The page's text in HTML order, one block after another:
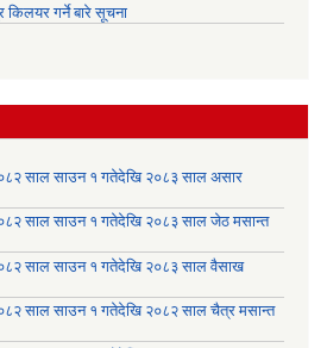
किलयर गर्ने बारे सूचना
साल साउन १ गतेदेखि २०८३ साल असार
साल साउन १ गतेदेखि २०८३ साल जेठ मसान्त
साल साउन १ गतेदेखि २०८३ साल वैसाख
साल साउन १ गतेदेखि २०८२ साल चैत्र मसान्त